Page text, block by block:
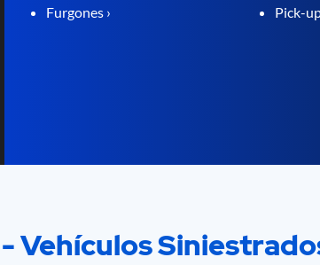
Furgones ›
Pick-
Vehículos